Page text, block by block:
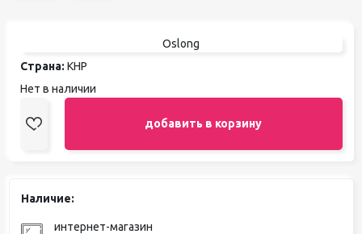
Oslong
Страна: КНР
Нет в наличии
добавить в корзину
Наличие:
интернет-магазин